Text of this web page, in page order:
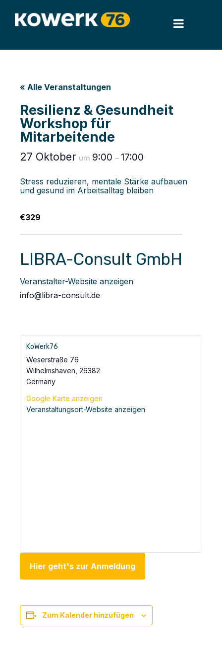
« Alle Veranstaltungen
Resilienz & Gesundheit
Workshop für
Mitarbeitende
27 Oktober um 9:00 – 17:00
Stress reduzieren, mentale Stärke aufbauen
und gesund im Arbeitsalltag bleiben
€329
LIBRA-Consult GmbH
Veranstalter-Website anzeigen
info@libra-consult.de
KoWerk76
Weserstraße 76
Wilhelmshaven 26382
Germany
Google Karte anzeigen
Veranstaltungsort-Website anzeigen
Hier geht's zur Anmeldung
Zum Kalender hinzufügen